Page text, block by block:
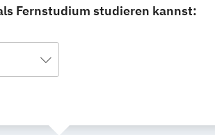
Fernstudium studieren kannst: